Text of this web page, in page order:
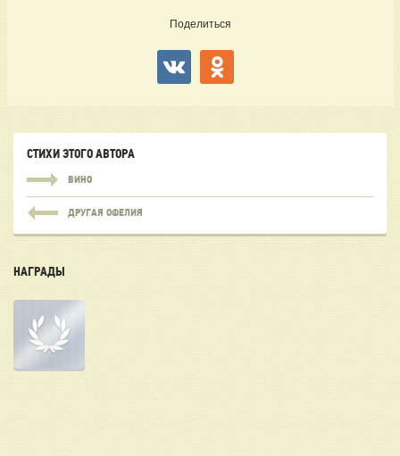
Поделиться
СТИХИ ЭТОГО АВТОРА
ВИНО
ДРУГАЯ ОФЕЛИЯ
НАГРАДЫ